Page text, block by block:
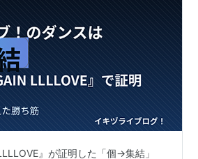
』が証明した「個→集結」